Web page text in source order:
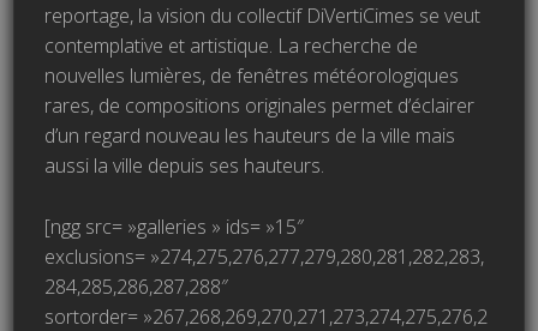
reportage, la vision du collectif DiVertiCimes se veut
contemplative et artistique. La recherche de
nouvelles lumières, de fenêtres météorologiques
rares, de compositions originales permet d’éclairer
d’un regard nouveau les hauteurs de la ville mais
aussi la ville depuis ses hauteurs.
[ngg src= »galleries » ids= »15″
exclusions= »274,275,276,277,279,280,281,282,283,
284,285,286,287,288″
sortorder= »267,268,269,270,271,273,274,275,276,2